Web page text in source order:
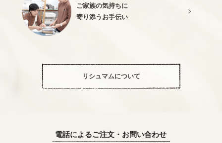
ご家族の気持ちに
寄り添うお手伝い
リシュマムについて
電話によるご注文・お問い合わせ